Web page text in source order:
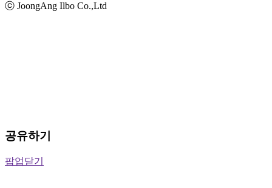
ⓒ JoongAng Ilbo Co.,Ltd
공유하기
팝업닫기